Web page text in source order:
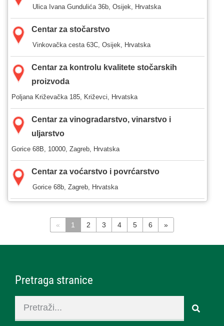
Ulica Ivana Gundulića 36b, Osijek, Hrvatska
Centar za stočarstvo
Vinkovačka cesta 63C, Osijek, Hrvatska
Centar za kontrolu kvalitete stočarskih
proizvoda
Poljana Križevačka 185, Križevci, Hrvatska
Centar za vinogradarstvo, vinarstvo i
uljarstvo
Gorice 68B, 10000, Zagreb, Hrvatska
Centar za voćarstvo i povrćarstvo
Gorice 68b, Zagreb, Hrvatska
« 1 2 3 4 5 6 »
Pretraga stranice